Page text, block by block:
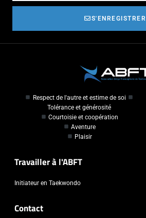
S'ENREGISTRER
Respect de l'autre et estime de soi
Tolérance et générosité
Courtoisie et coopération
Aventure
Plaisir
Travailler à l'ABFT
Initiateur en Taekwondo
Contact